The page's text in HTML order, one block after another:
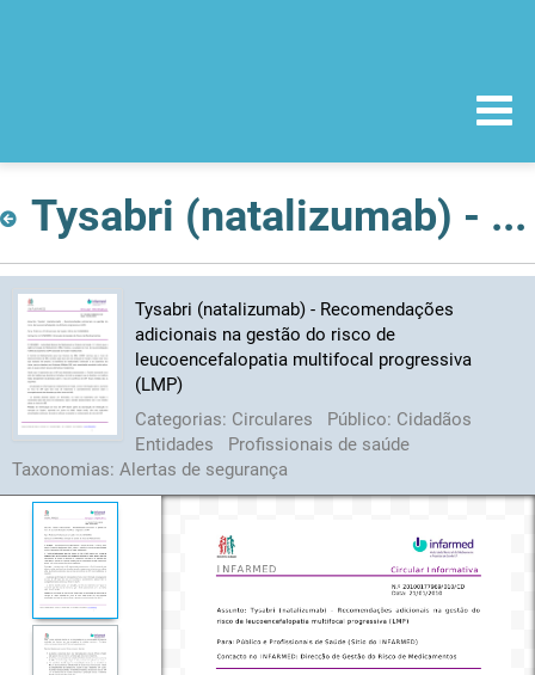
Tysabri (natalizumab) - Recomendações adicionais na gestão do risco de leucoencefalopatia multifocal progressiva (LMP)
Tysabri (natalizumab) - Recomendações
adicionais na gestão do risco de
leucoencefalopatia multifocal progressiva
(LMP)
Categorias: Circulares Público: Cidadãos
Entidades
Profissionais de saúde
Taxonomias: Alertas de segurança